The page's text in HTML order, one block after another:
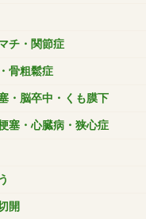
チ・関節症
骨粗鬆症
・脳卒中・くも膜下
塞・心臓病・狭心症
開